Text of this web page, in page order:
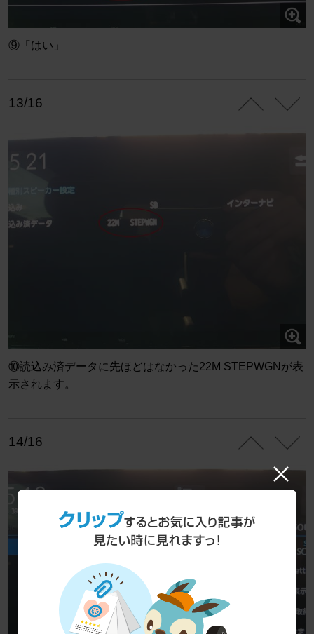
⑨「はい」
13/16
⑩読込み済データに先ほどはなかった22M STEPWGNが表
示されます。
14/16